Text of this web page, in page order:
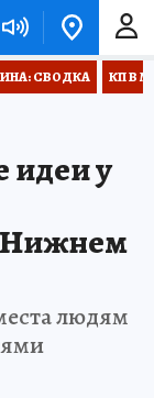
СВОДКА КП В
идеи у
Нижнем
людям